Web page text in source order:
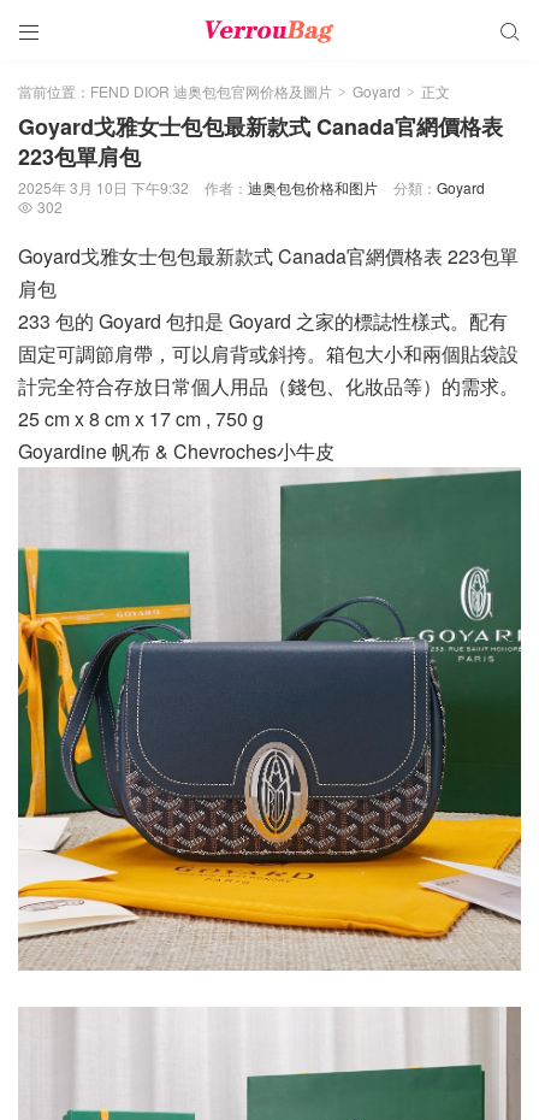
 
當前位置： FEND DIOR 迪奥包包官网价格及圖片 > Goyard > 正文
Goyard戈雅女士包包最新款式 Canada官網價格表
223包單肩包
2025年 3月 10日 下午9:32 作者： 迪奥包包价格和图片 分類： Goyard
 302
Goyard戈雅女士包包最新款式 Canada官網價格表 223包單
肩包
233 包的 Goyard 包扣是 Goyard 之家的標誌性樣式。配有
固定可調節肩帶，可以肩背或斜挎。箱包大小和兩個貼袋設
計完全符合存放日常個人用品（錢包、化妝品等）的需求。
25 cm x 8 cm x 17 cm , 750 g
Goyardine 帆布 & Chevroches小牛皮